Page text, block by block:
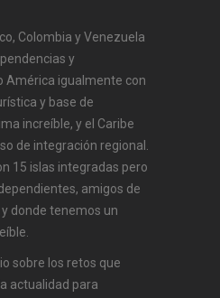
Colombia y Venezuela
y
América igualmente con
y base de
increíble, y el Caribe
de integración regional.
15 islas integradas pero
amigos de
donde tenemos un
sobre los retos que
actualidad para